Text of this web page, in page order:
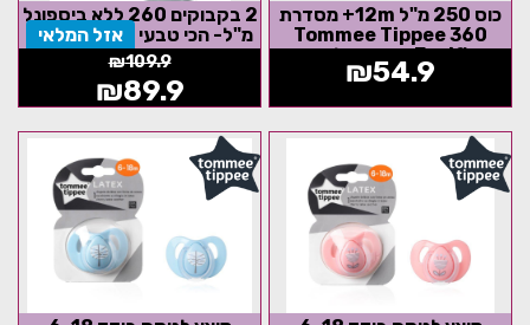
כוס 250 מ"ל 12m+ מסדרת
360 Tommee Tippee
Easiflow חסינת דליפות -
אדום איור דב
₪54.9
2 בקבוקים 260 ללא ביספונל
מ"ל- הכי טבעי
אזל המלאי
₪109.9
₪89.9